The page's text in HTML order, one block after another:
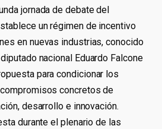
jornada de debate del
un régimen de incentivo
en nuevas industrias, conocido
nacional Eduardo Falcone
para condicionar los
concretos de
desarrollo e innovación.
durante el plenario de las